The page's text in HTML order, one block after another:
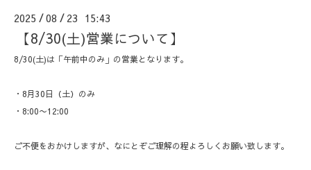
2025 /08 / 23 15:43
【8/30(土)営業について】
8/30(土)は「午前中のみ」の営業となります。
・8月30日（土）のみ
・8:00〜12:00
ご不便をおかけしますが、なにとぞご理解の程よろしくお願い致します。